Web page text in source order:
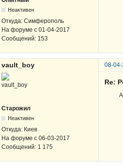
Неактивен
Откуда: Симферополь
На форуме с 01-04-2017
Сообщений: 153
vault_boy 08-
Старожил
Неактивен
Откуда: Киев
На форуме с 06-03-2017
Сообщений: 1 175
Re: